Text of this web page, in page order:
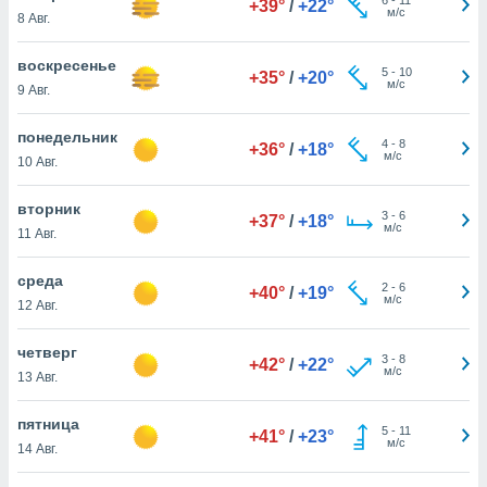
действия
рекламу
нашей
cookie
cookie
в
нашего
8 Авг.
+39° / +22°
м/с
воскресенье
9 Авг.
+35° / +20° 5- 10
м/с
понедельник
10 Авг.
+36° / +18° 4- 8
м/с
вторник
11 Авг.
+37° / +18° 3- 6
м/с
среда
12 Авг.
+40° / +19° 2- 6
м/с
четверг
13 Авг.
+42° / +22° 3- 8
м/с
пятница
14 Авг.
+41° / +23° 5- 11
м/с